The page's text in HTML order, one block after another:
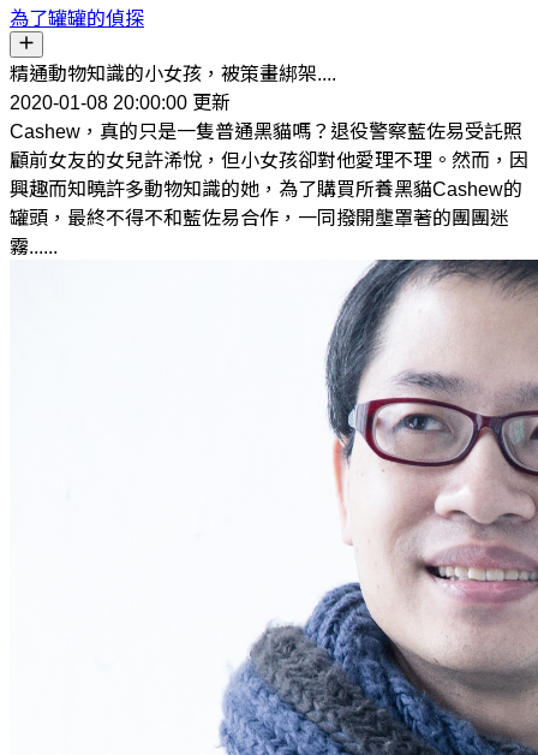
為了罐罐的偵探
精通動物知識的小女孩，被策畫綁架....
2020-01-08 20:00:00 更新
Cashew，真的只是一隻普通黑貓嗎？退役警察藍佐易受託照
顧前女友的女兒許浠悅，但小女孩卻對他愛理不理。然而，因
興趣而知曉許多動物知識的她，為了購買所養黑貓Cashew的
罐頭，最終不得不和藍佐易合作，一同撥開壟罩著的團團迷
霧......